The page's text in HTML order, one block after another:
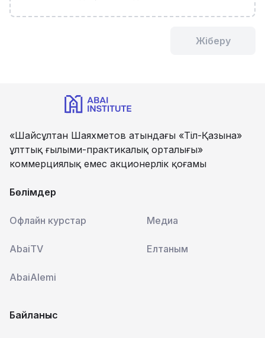
Жіберу
«Шайсұлтан Шаяхметов атындағы «Тіл-Қазына»
ұлттық ғылыми-практикалық орталығы»
коммерциялық емес акционерлік қоғамы
Бөлімдер
Офлайн курстар Медиа
AbaiTV Елтаным
AbaiAlemi
Байланыс